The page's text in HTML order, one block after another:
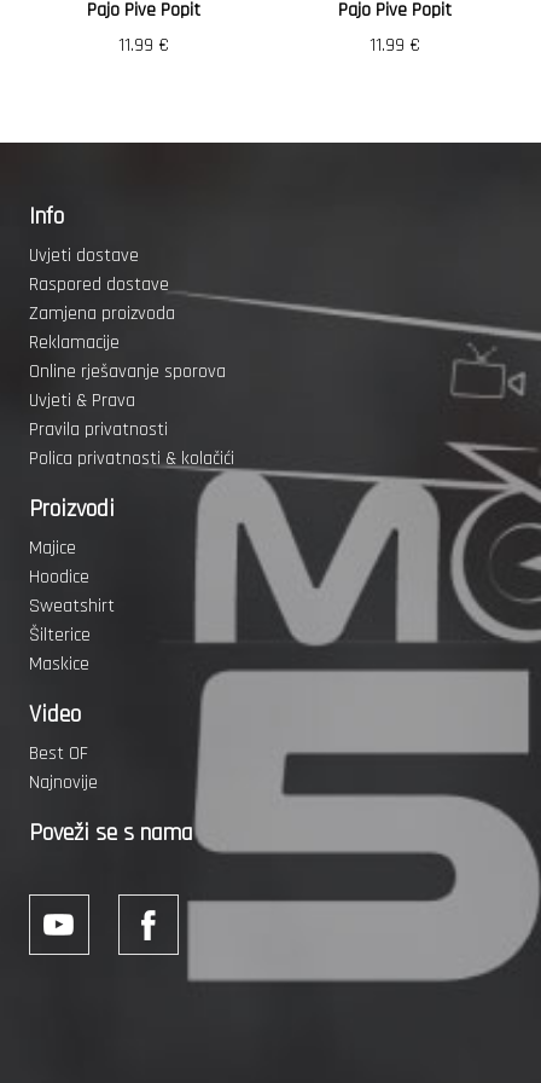
Pajo Pive Popit
11.99 €
Pajo Pive Popit
11.99 €
Info
Uvjeti dostave
Raspored dostave
Zamjena proizvoda
Reklamacije
Online rješavanje sporova
Uvjeti & Prava
Pravila privatnosti
Polica privatnosti & kolačići
Proizvodi
Majice
Hoodice
Sweatshirt
Šilterice
Maskice
Video
Best OF
Najnovije
Poveži se s nama